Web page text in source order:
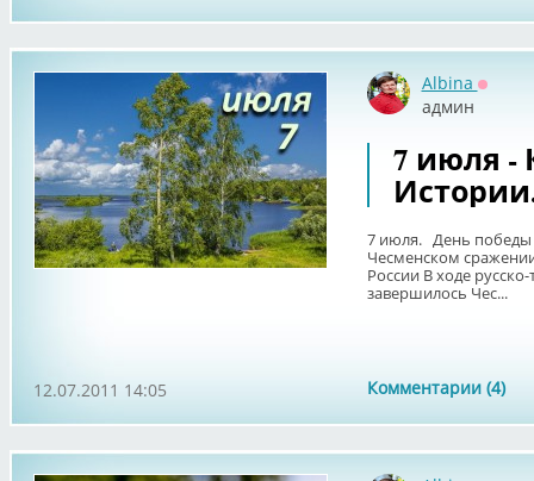
Albina
админ
7 июля -
7 июля. День победы
Чесменском
России В ходе
завершилось Чес...
Комментарии (4)
12.07.2011 14:05